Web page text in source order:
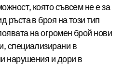
която съвсем не е за
ръста в броя на този тип
на огромен брой нови
специализирани в
нарушения и дори в